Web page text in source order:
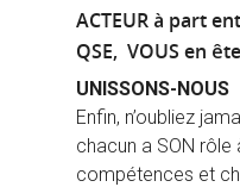
ACTEUR à part
QSE, VOUS en
UNISSONS-NOUS
Enfin, n’oubliez
chacun a SON rôle
compétences et